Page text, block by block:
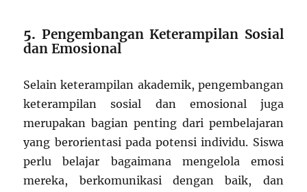
5. Pengembangan Keterampilan Sosial
dan Emosional
Selain keterampilan akademik, pengembangan
keterampilan sosial dan emosional juga
merupakan bagian penting dari pembelajaran
yang berorientasi pada potensi individu. Siswa
perlu belajar bagaimana mengelola emosi
mereka, berkomunikasi dengan baik, dan